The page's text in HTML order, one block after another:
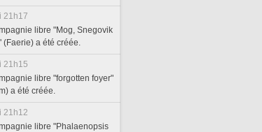
21h17
libre "Mog, Snegovik
(Faerie) a été créée.
21h15
libre "forgotten foyer"
a été créée.
21h12
libre "Phalaenopsis